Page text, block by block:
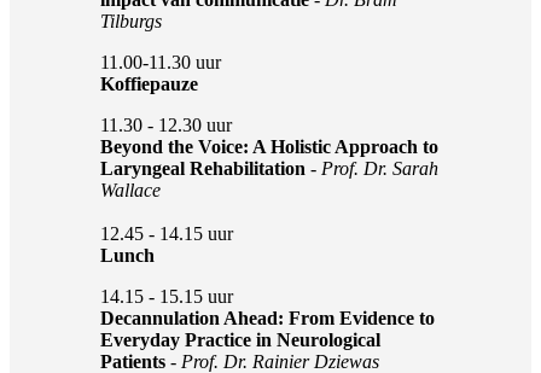
Tilburgs
11.00-11.30 uur
Koffiepauze
11.30 - 12.30 uur
Beyond the Voice: A Holistic Approach to
Laryngeal Rehabilitation- Prof. Dr. Sarah
Wallace
12.45 - 14.15 uur
Lunch
14.15 - 15.15 uur
Decannulation Ahead: From Evidence to
Everyday Practice in Neurological
Patients - Prof. Dr. Rainier Dziewas